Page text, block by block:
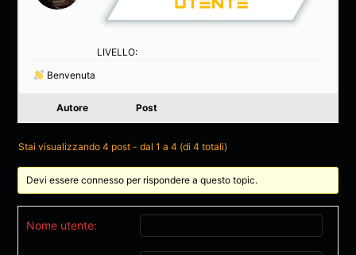
LIVELLO:
Benvenuta
Autore Post
Stai visualizzando 4 post - dal 1 a 4 (di 4 totali)
Devi essere connesso per rispondere a questo topic.
Nome utente: